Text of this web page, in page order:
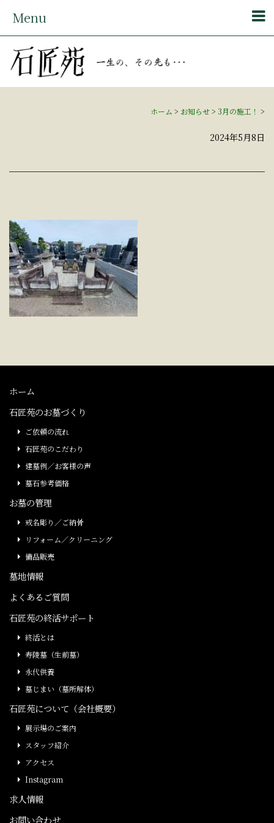
Menu
ホーム > お知らせ> 3月の施工！ >
2024年5月8日
ホーム
石匠苑のお墓づくり
ご依頼の流れ
石匠苑のこだわり
建墓例／お客様の声
墓石参考価格
お墓の管理
戒名彫り／ご納骨
リフォーム／クリーニング
備品販売
墓地情報
よくあるご質問
石匠苑の終活サポート
終活とは
寿陵墓（生前墓）
永代供養
墓じまい（墓所解体）
石匠苑について（会社概要）
展示場のご案内
スタッフ紹介
アクセス
Instagram
求人情報
お問い合わせ